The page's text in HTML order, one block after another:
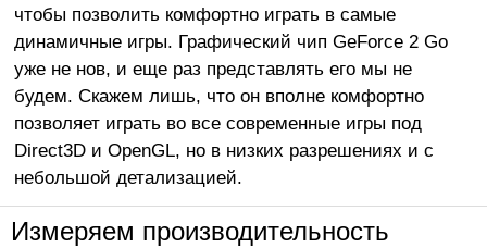
чтобы позволить комфортно играть в самые
динамичные игры. Графический чип GeForce 2 Go
уже не нов, и еще раз представлять его мы не
будем. Скажем лишь, что он вполне комфортно
позволяет играть во все современные игры под
Direct3D и OpenGL, но в низких разрешениях и с
небольшой детализацией.
Измеряем производительность